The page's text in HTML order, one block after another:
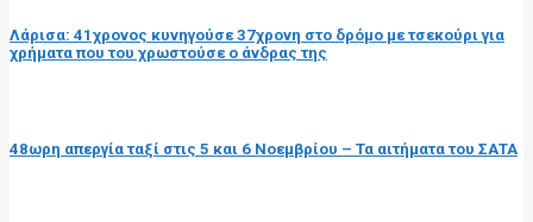
Λάρισα: 41χρονος κυνηγούσε 37χρονη στο δρόμο με τσεκούρι για
χρήματα που του χρωστούσε ο άνδρας της
48ωρη απεργία ταξί στις 5 και 6 Νοεμβρίου – Τα αιτήματα του ΣΑΤΑ